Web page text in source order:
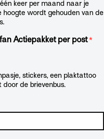
keer per maand naar je
hoogte wordt gehouden van de
Actiepakket per post *
stickers, een plaktattoo
door de brievenbus.